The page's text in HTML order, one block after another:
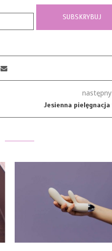
Jesienna pielęgnacja